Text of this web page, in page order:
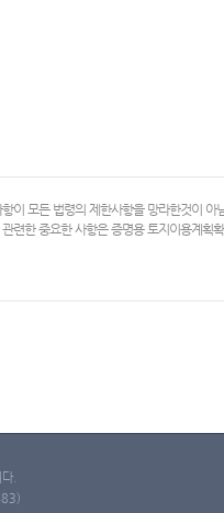
이 모든 법령의 제한사항을 망라한것이 아
련한 중요한 사항은 증명용 토지이용계획
.